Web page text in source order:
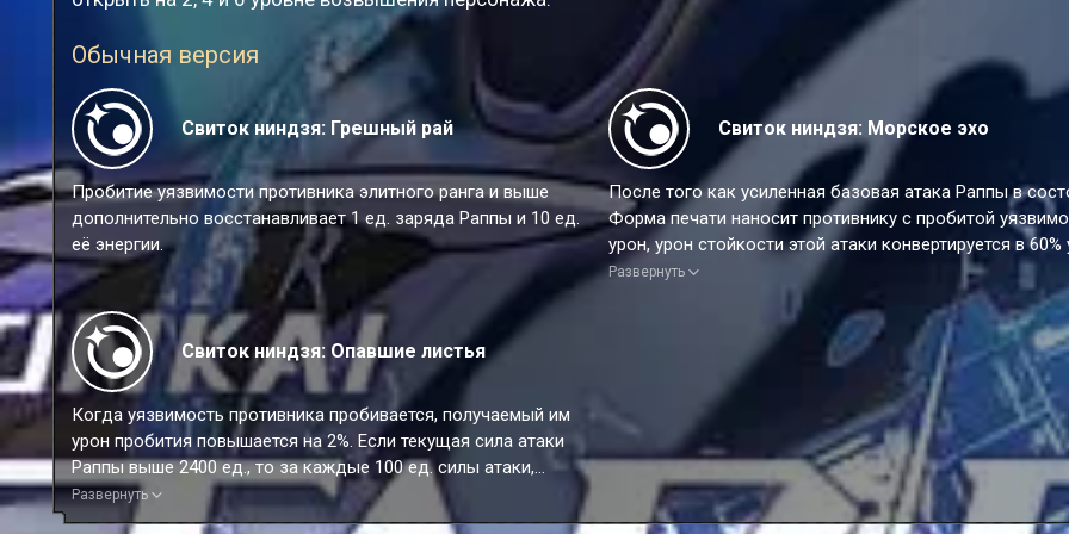
Обычная версия
Свиток ниндзя: Грешный рай
Пробитие уязвимости противника элитного ранга и выше
дополнительно восстанавливает 1 ед. заряда Раппы и 10 ед.
её энергии.
Свиток ниндзя: Морское эхо
После того как усиленная базовая атака Раппы в
Форма печати наносит противнику с пробитой
урон, урон стойкости этой атаки конвертируется в 60%
суперпробития 1 раз.
Развернуть
Свиток ниндзя: Опавшие листья
Когда уязвимость противника пробивается, получаемый им
урон пробития повышается на 2%. Если текущая сила атаки
Раппы выше 2400 ед., то за каждые 100 ед. силы атаки,
превышающих это значение, получаемый им урон пробития
повышается на доп. 1% до макс. доп. 8%. Этот эффект
Развернуть